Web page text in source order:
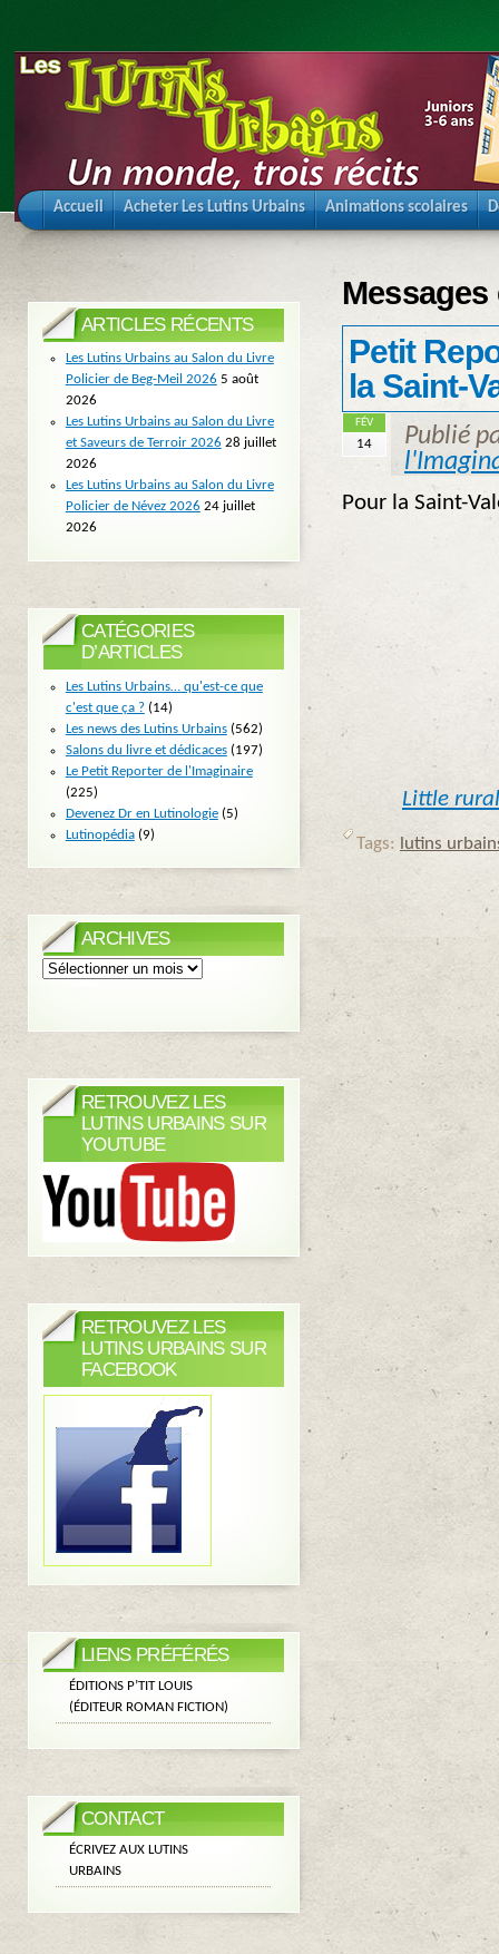
Accueil Acheter Les Lutins Urbains Animations scolaires
Petit
la Saint-
FÉV
14
Publié
Pour la Saint-
Little
Tags: lutins
ARTICLES RÉCENTS
Les Lutins Urbains au Salon du Livre
Policier de Beg-Meil 2026 5 août
2026
Les Lutins Urbains au Salon du Livre
et Saveurs de Terroir 2026 28 juillet
2026
Les Lutins Urbains au Salon du Livre
Policier de Névez 2026 24 juillet
2026
CATÉGORIES
D’ARTICLES
Les Lutins Urbains… qu'est-ce que
c'est que ça ?(14)
Les news des Lutins Urbains(562)
Salons du livre et dédicaces(197)
Le Petit Reporter de l'Imaginaire
(225)
Devenez Dr en Lutinologie(5)
Lutinopédia(9)
ARCHIVES
Archives
RETROUVEZ LES
LUTINS URBAINS SUR
YOUTUBE
RETROUVEZ LES
LUTINS URBAINS SUR
FACEBOOK
LIENS PRÉFÉRÉS
ÉDITIONS P’TIT LOUIS
(ÉDITEUR ROMAN FICTION)
CONTACT
ÉCRIVEZ AUX LUTINS
URBAINS